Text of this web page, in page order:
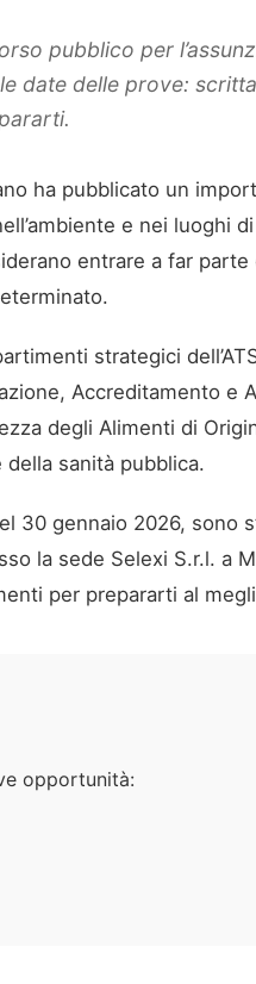
pubblico per
date delle prove:
ha pubblicato un
e nei luoghi
entrare a far
strategici
Accreditamento e
degli Alimenti di
sanità pubblica.
30 gennaio 2026, sono
la sede Selexi S.r.l. a
per prepararti al
opportunità: